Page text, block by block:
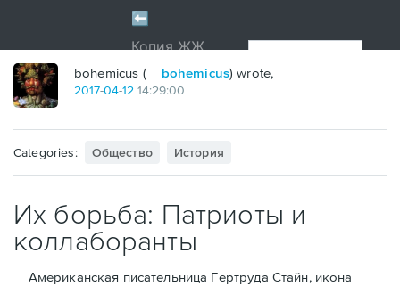
bohemicus ( bohemicus) wrote,
2017-04-12 14:29:00
Categories: Общество История
Их борьба: Патриоты и
коллаборанты
Американская писательница Гертруда Стайн, икона